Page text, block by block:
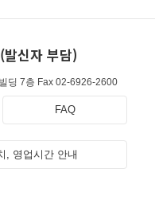
신자 부담)
딩 7층 Fax 02-6926-2600
FAQ
, 영업시간 안내